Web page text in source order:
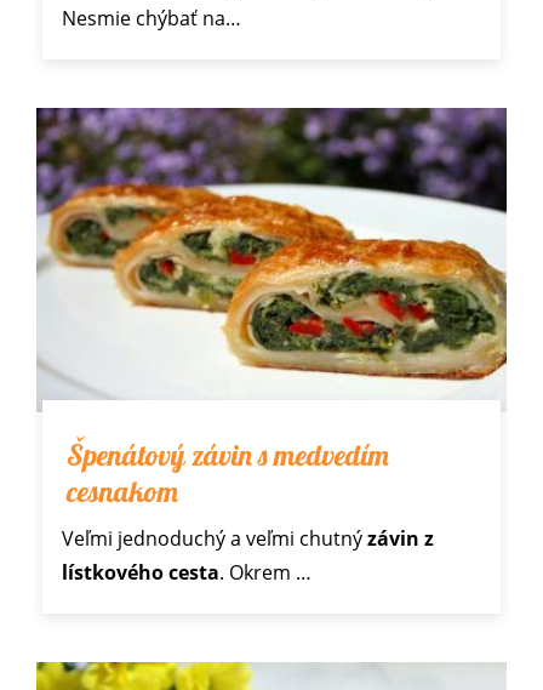
Nesmie chýbať na…
Špenátový závin s medvedím
cesnakom
Veľmi jednoduchý a veľmi chutnýzávin z
lístkového cesta. Okrem …